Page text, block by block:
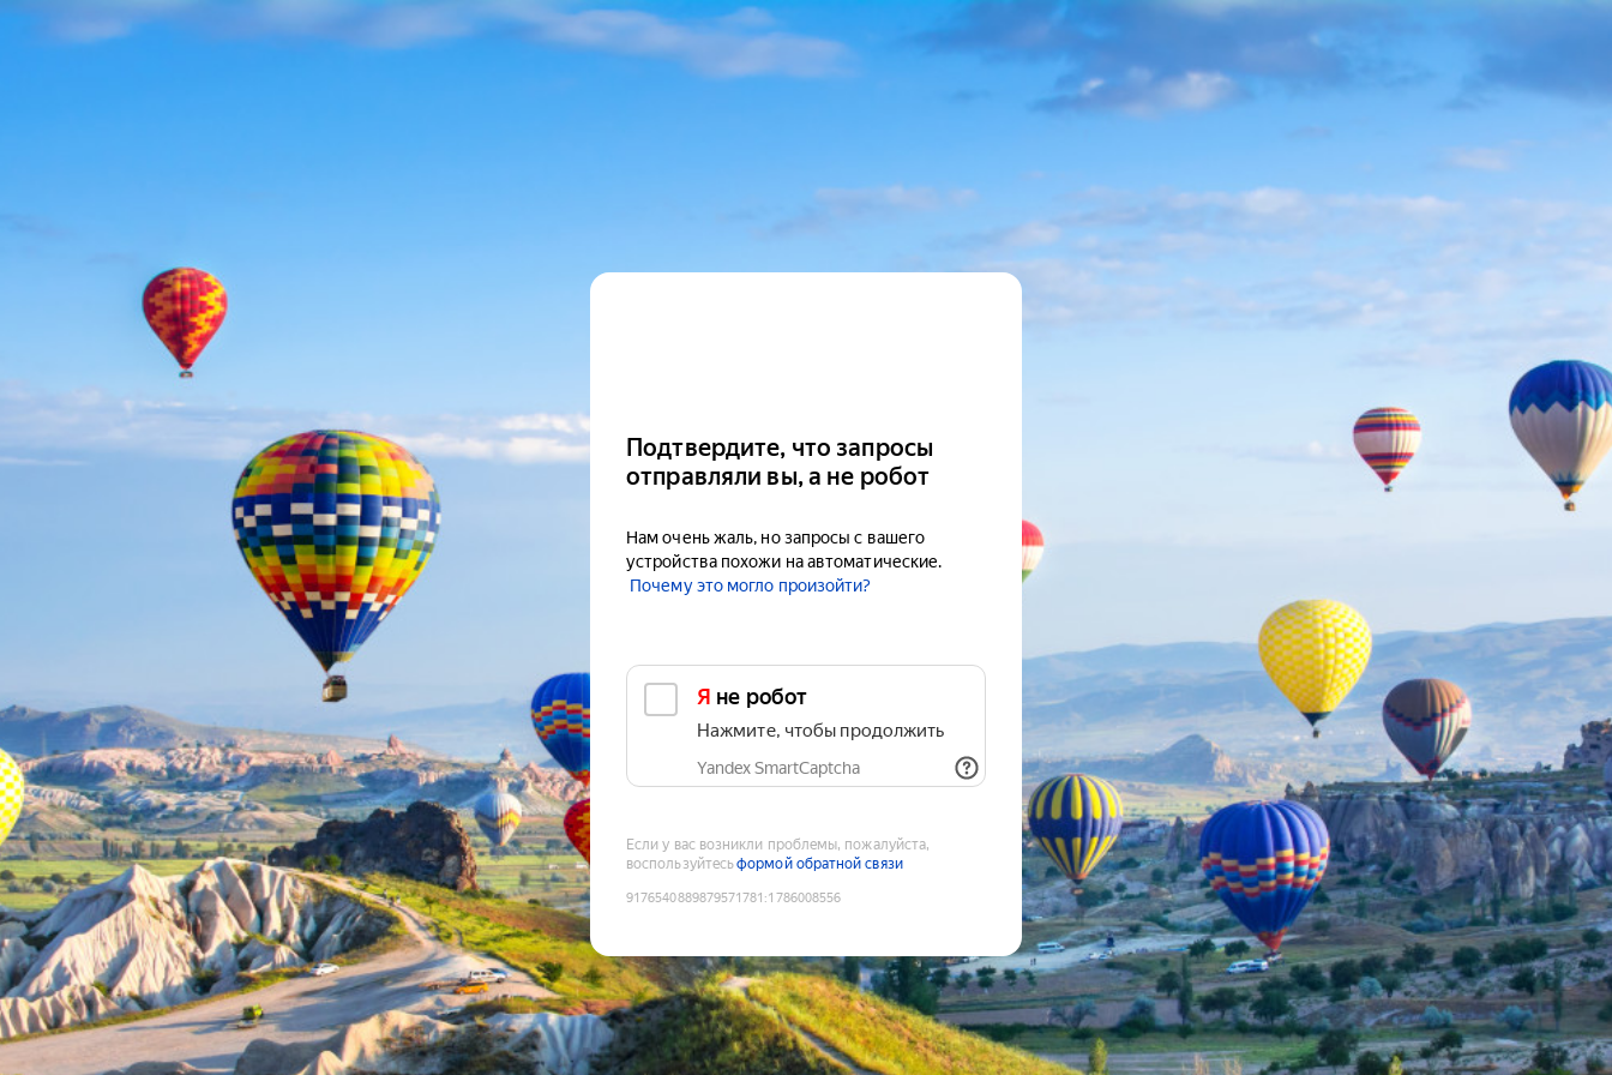
Подтвердите, что запросы
отправляли вы, а не робот
Нам очень жаль, но запросы с вашего
устройства похожи на автоматические.
Почему это могло произойти?
Я не робот
Нажмите, чтобы продолжить
Yandex SmartCaptcha
Если у вас возникли проблемы, пожалуйста,
воспользуйтесьформой обратной связи
9176540889879571781 :1786008556